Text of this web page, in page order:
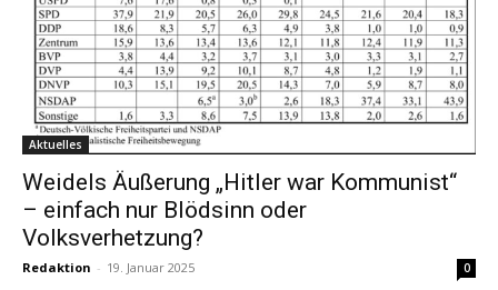
Aktuelles
Weidels Äußerung „Hitler war Kommunist“
– einfach nur Blödsinn oder
Volksverhetzung?
Redaktion - 19. Januar 2025 0